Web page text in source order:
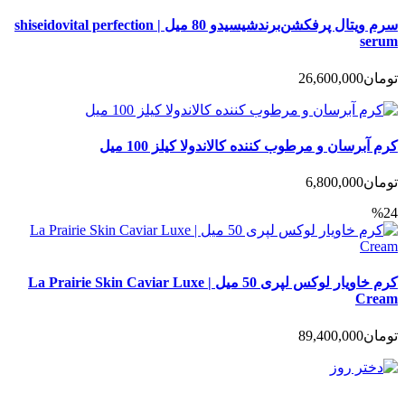
سرم ویتال پرفکشن‌برندشیسیدو 80 میل | shiseidovital perfection
serum
تومان26,600,000
کرم آبرسان و مرطوب کننده کالاندولا کیلز 100 میل
تومان6,800,000
%24
کرم خاویار لوکس لپری 50 میل | La Prairie Skin Caviar Luxe
Cream
تومان89,400,000